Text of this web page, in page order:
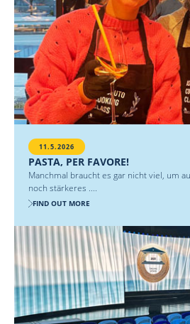
11.5.2026
PASTA, PER FAVORE!
Manchmal braucht es gar nicht viel, um
noch stärkeres ....
FIND OUT MORE